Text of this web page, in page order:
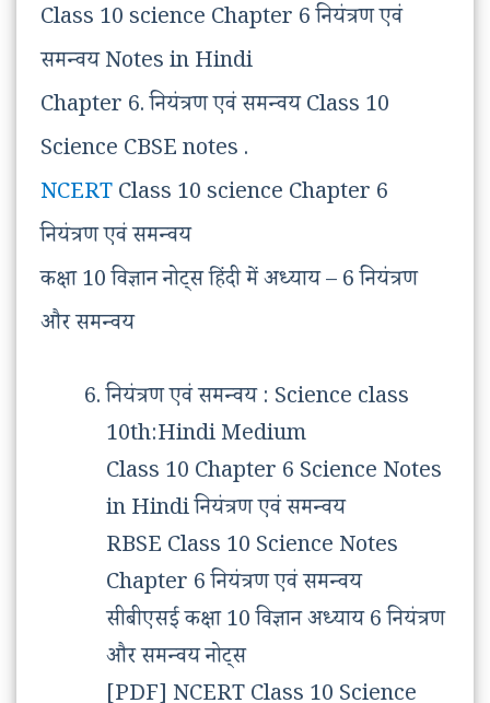
Class 10 science Chapter 6 नियंत्रण एवं
समन्वय Notes in Hindi
Chapter 6. नियंत्रण एवं समन्वय Class 10
Science CBSE notes .
NCERTClass 10 science Chapter 6
नियंत्रण एवं समन्वय
कक्षा 10 विज्ञान नोट्स हिंदी में अध्याय – 6 नियंत्रण
और समन्वय
नियंत्रण एवं समन्वय : Science class
10th:Hindi Medium
Class 10 Chapter 6 Science Notes
in Hindi नियंत्रण एवं समन्वय
RBSE Class 10 Science Notes
Chapter 6 नियंत्रण एवं समन्वय
सीबीएसई कक्षा 10 विज्ञान अध्याय 6 नियंत्रण
और समन्वय नोट्स